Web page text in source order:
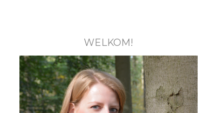
WELKOM!